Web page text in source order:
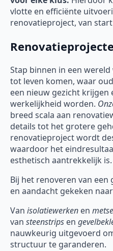
vlotte en efficiënte
renovatieproject, van
Stap binnen in een wereld
tot leven komen, waar
een nieuw gezicht krijgen
werkelijkheid worden.
breed scala aan
details tot het grotere
renovatieproject wordt
waardoor het
esthetisch aantrekkelijk is.
Bij het renoveren van
en aandacht gekeken
Van isolatiewerken en
van steenstrips en
nauwkeurig uitgevoerd
structuur te garanderen.